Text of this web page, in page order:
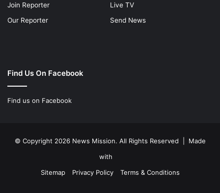
Join Reporter
Live TV
Our Reporter
Send News
Find Us On Facebook
Find us on Facebook
© Copyright 2026 News Mission. All Rights Reserved | Made
with
Sitemap
Privacy Policy Terms & Conditions